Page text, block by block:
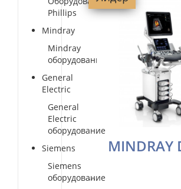
Phillips
Mindray
Mindray
оборудование
General
Electric
General
Electric
оборудование
Siemens
Siemens
оборудование
MINDRAY
...